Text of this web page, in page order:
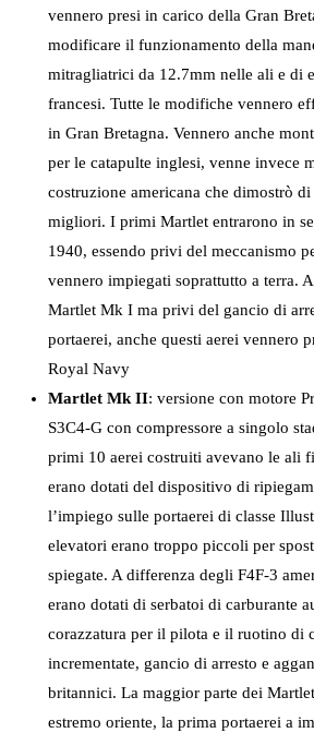
vennero presi in carico della Gran
modificare il funzionamento della
mitragliatrici da 12.7mm nelle ali e di
francesi. Tutte le modifiche vennero
in Gran Bretagna. Vennero anche
per le catapulte inglesi, venne invece
costruzione americana che dimostrò
migliori. I primi Martlet entrarono in
1940, essendo privi del meccanismo
vennero impiegati soprattutto a terra.
Martlet Mk I ma privi del gancio di
portaerei, anche questi aerei vennero
Royal Navy
Martlet Mk II: versione con motore
S3C4-G con compressore a singolo
primi 10 aerei costruiti avevano le ali
erano dotati del dispositivo di
l’impiego sulle portaerei di classe
elevatori erano troppo piccoli per
spiegate. A differenza degli F4F-3
erano dotati di serbatoi di carburante
corazzatura per il pilota e il ruotino di
incrementate, gancio di arresto e
britannici. La maggior parte dei
estremo oriente, la prima portaerei a